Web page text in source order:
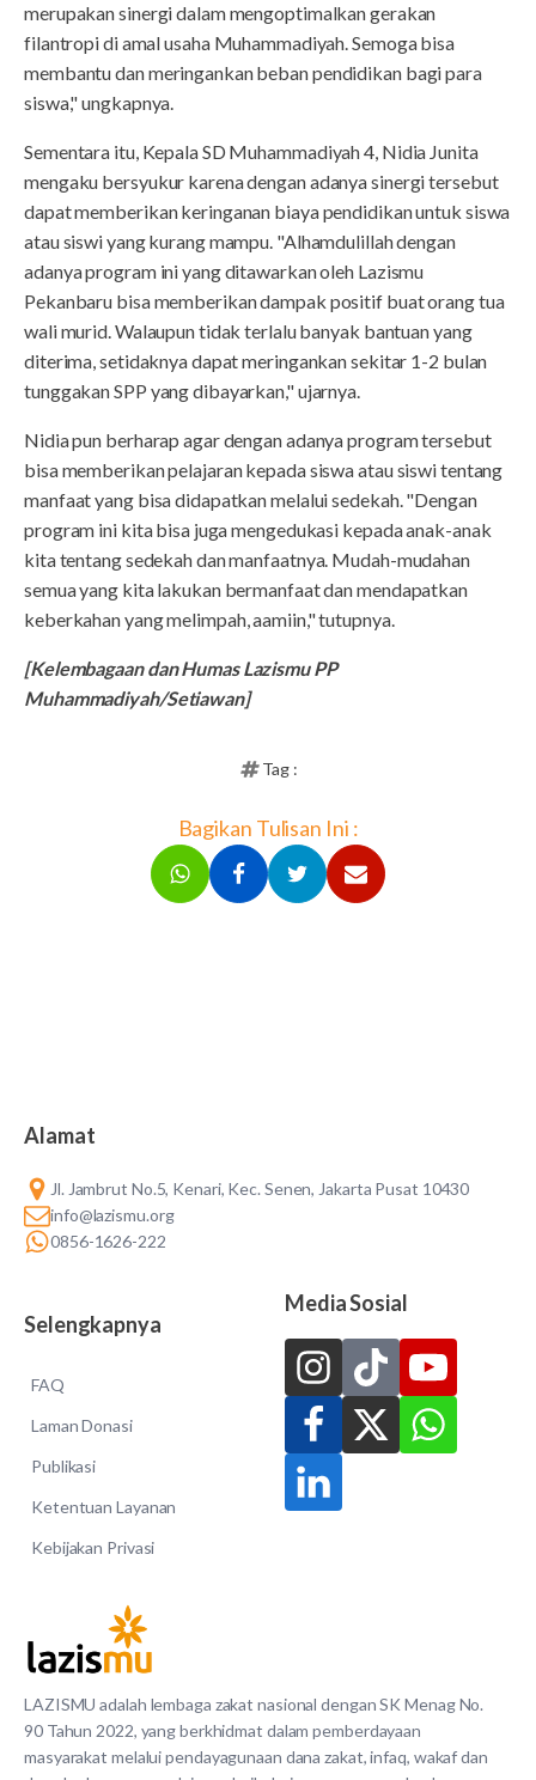
merupakan sinergi dalam mengoptimalkan gerakan
filantropi di amal usaha Muhammadiyah. Semoga bisa
membantu dan meringankan beban pendidikan bagi para
siswa," ungkapnya.
Sementara itu, Kepala SD Muhammadiyah 4, Nidia Junita
mengaku bersyukur karena dengan adanya sinergi tersebut
dapat memberikan keringanan biaya pendidikan untuk siswa
atau siswi yang kurang mampu. "Alhamdulillah dengan
adanya program ini yang ditawarkan oleh Lazismu
Pekanbaru bisa memberikan dampak positif buat orang tua
wali murid. Walaupun tidak terlalu banyak bantuan yang
diterima, setidaknya dapat meringankan sekitar 1-2 bulan
tunggakan SPP yang dibayarkan," ujarnya.
Nidia pun berharap agar dengan adanya program tersebut
bisa memberikan pelajaran kepada siswa atau siswi tentang
manfaat yang bisa didapatkan melalui sedekah. "Dengan
program ini kita bisa juga mengedukasi kepada anak-anak
kita tentang sedekah dan manfaatnya. Mudah-mudahan
semua yang kita lakukan bermanfaat dan mendapatkan
keberkahan yang melimpah, aamiin," tutupnya.
[Kelembagaan dan Humas Lazismu PP
Muhammadiyah/Setiawan]
Tag :
Bagikan Tulisan Ini :
LAZISMU adalah lembaga zakat nasional dengan SK Menag No.
90 Tahun 2022, yang berkhidmat dalam pemberdayaan
masyarakat melalui pendayagunaan dana zakat, infaq, wakaf dan
Alamat
Jl. Jambrut No.5, Kenari, Kec. Senen, Jakarta Pusat 10430
info@lazismu.org
0856-1626-222
Selengkapnya
FAQ
Laman Donasi
Publikasi
Ketentuan Layanan
Kebijakan Privasi
Media Sosial